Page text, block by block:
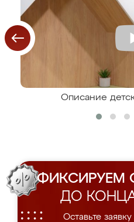
Описание
ФИКСИРУЕМ
ДО
Оставьте